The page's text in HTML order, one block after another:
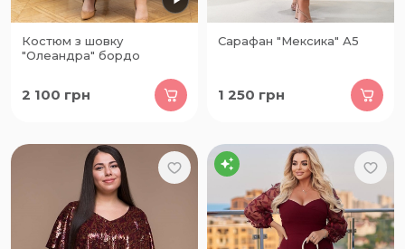
Костюм з шовку
"Олеандра" бордо
2 100 грн
Сарафан "Мексика" А5
1 250 грн